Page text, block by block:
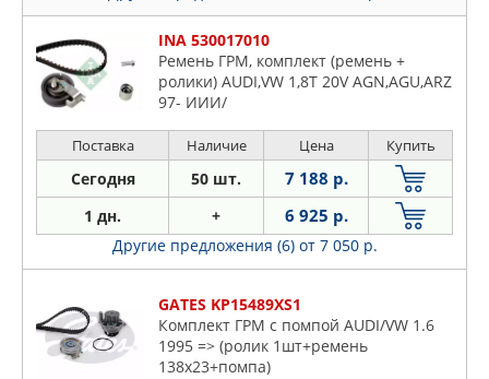
INA 530017010
Ремень ГРМ, комплект (ремень +
ролики) AUDI,VW 1,8T 20V AGN,AGU,ARZ
97- ИИИ/
Поставка Наличие Цена Купить
Сегодня 50 шт. 7 188 р.
1 дн. + 6 925 р.
Другие предложения (6) от 7 050 р.
GATES KP15489XS1
Комплект ГРМ с помпой AUDI/VW 1.6
1995 => (ролик 1шт+ремень
138x23+помпа)